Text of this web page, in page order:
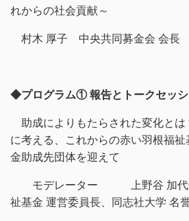
れからの社会貢献～
村木 厚子 中央共同募金会 会長
◆プログラム① 報告とトークセッ
助成によりもたらされた変化とは
に考える、これからの赤い羽根福
金助成先団体を迎えて
モデレーター 上野谷 加代
祉基金 運営委員長、同志社大学 名